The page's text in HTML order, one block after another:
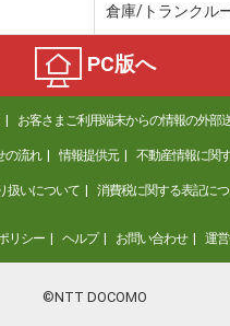
倉庫/トランクル
PC版へ
お客さまご利用端末からの情報の外部
の流れ 情報提供元 不動産情報に関
扱いについて 消費税に関する表記に
リシー ヘルプ お問い合わせ 運
©NTT DOCOMO